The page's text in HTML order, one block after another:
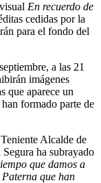
En recuerdo de
cedidas por la
para el fondo del
a las 21
imágenes
que aparece un
formado parte de
Alcalde de
ha subrayado
que damos a
que han